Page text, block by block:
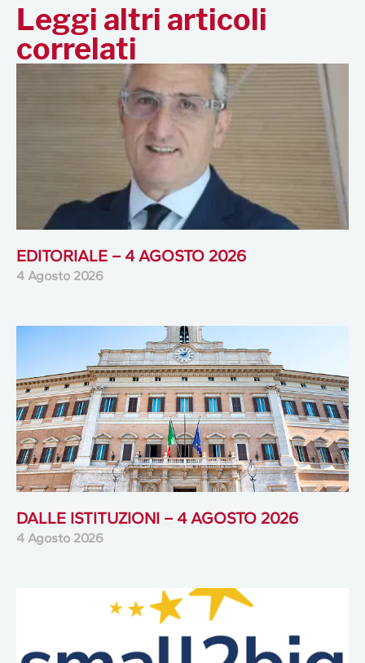
Leggi altri articoli
correlati
EDITORIALE – 4 AGOSTO 2026
4 Agosto 2026
DALLE ISTITUZIONI – 4 AGOSTO 2026
4 Agosto 2026